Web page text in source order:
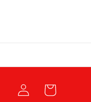
Puerto Nuevo,
Iniciar
sesión
Carrito